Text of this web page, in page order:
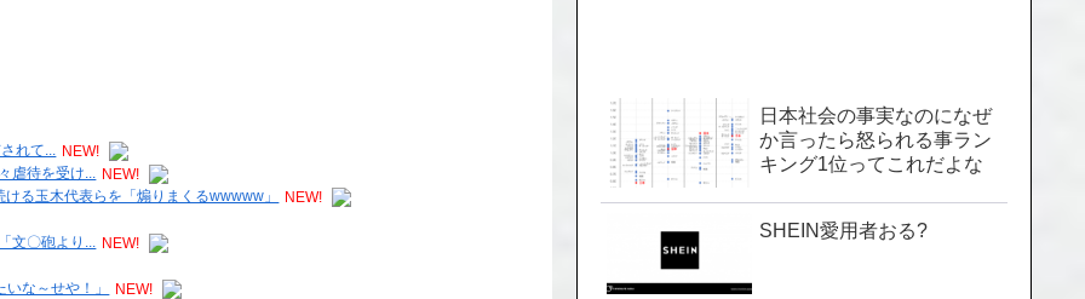
れて... NEW!
虐待を受け... NEW!
る玉木代表らを「煽りまくるwwwww」
NEW!
文〇砲より... NEW!
な～せや！」
NEW!
日本社会の事実なのになぜ
か言ったら怒られる事ラン
キング1位ってこれだよな
SHEIN愛用者おる?